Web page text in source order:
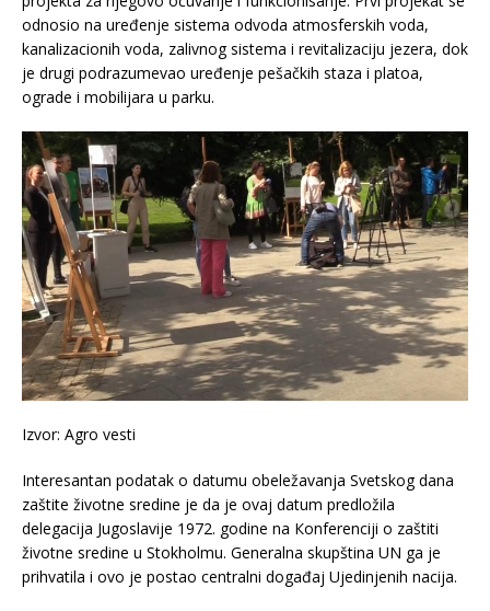
odnosio na uređenje sistema odvoda atmosferskih voda,
kanalizacionih voda, zalivnog sistema i revitalizaciju jezera, dok
je drugi podrazumevao uređenje pešačkih staza i platoa,
ograde i mobilijara u parku.
Izvor: Agro vesti
Interesantan podatak o datumu obeležavanja Svetskog dana
zaštite životne sredine je da je ovaj datum predložila
delegacija Jugoslavije 1972. godine na Кonferenciji o zaštiti
životne sredine u Stokholmu. Generalna skupština UN ga je
prihvatila i ovo je postao centralni događaj Ujedinjenih nacija.